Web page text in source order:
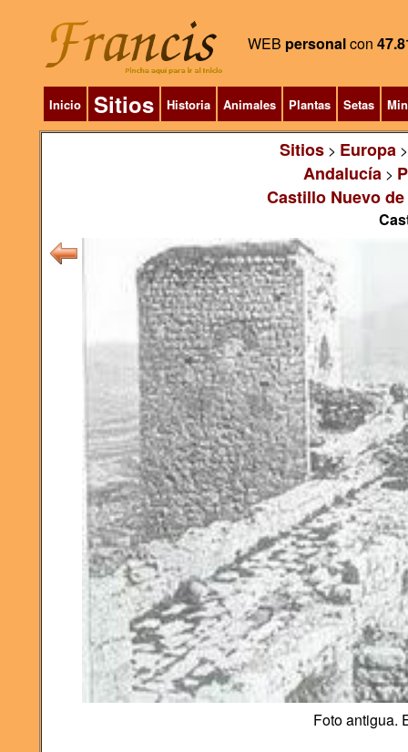
WEB personalcon
Inicio Sitios Historia Animales Plantas Setas
Sitios> Europa
Andalucía >
Castillo Nuevo
Foto antigua.